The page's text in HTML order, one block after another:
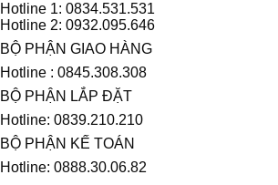
Hotline 1: 0834.531.531
Hotline 2: 0932.095.646
BỘ PHẬN GIAO HÀNG
Hotline : 0845.308.308
BỘ PHẬN LẮP ĐẶT
Hotline: 0839.210.210
BỘ PHẬN KẾ TOÁN
Hotline: 0888.30.06.82